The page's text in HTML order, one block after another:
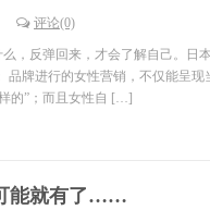
评论(0)
，反弹回来，才会了解自己。日
牌进行的女性营销，不仅能呈现
的”；而且女性自 […]
能就有了……